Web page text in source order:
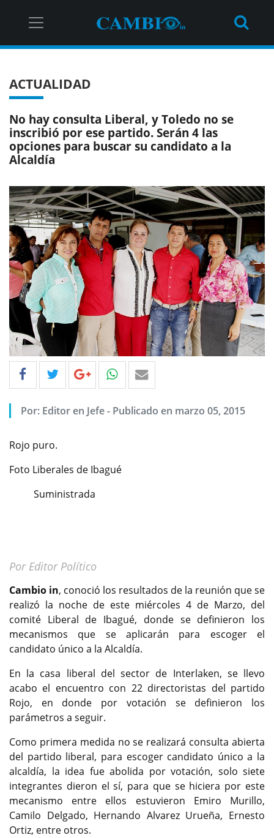
ACTUALIDAD
No hay consulta Liberal, y Toledo no se
inscribió por ese partido. Serán 4 las
opciones para buscar su candidato a la
Alcaldía
Por: Editor en Jefe - Publicado en marzo 05, 2015
Rojo puro.
Foto Liberales de Ibagué
Suministrada
Por Editor Político
Cambio in, conoció los resultados de la reunión que se
realizó la noche de este miércoles 4 de Marzo, del
comité Liberal de Ibagué, donde se definieron los
mecanismos que se aplicarán para escoger el
candidato único a la Alcaldía.
En la casa liberal del sector de Interlaken, se llevo
acabo el encuentro con 22 directoristas del partido
Rojo, en donde por votación se definieron los
parámetros a seguir.
Como primera medida no se realizará consulta abierta
del partido liberal, para escoger candidato único a la
alcaldía, la idea fue abolida por votación, solo siete
integrantes dieron el sí, para que se hiciera por este
mecanismo entre ellos estuvieron Emiro Murillo,
Camilo Delgado, Hernando Alvarez Urueña, Ernesto
Ortiz, entre otros.